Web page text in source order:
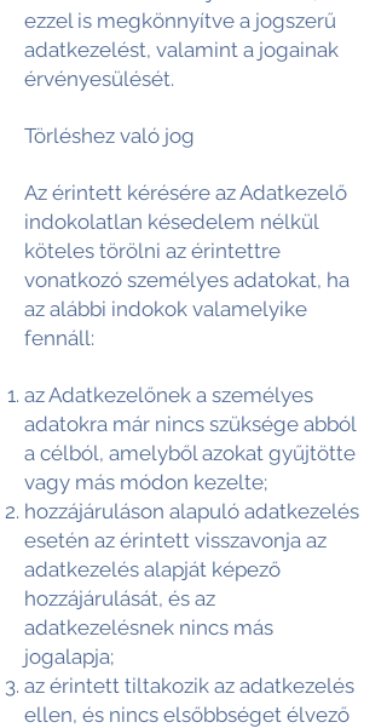
ezzel is megkönnyítve a jogszerű
adatkezelést, valamint a jogainak
érvényesülését.
Törléshez való jog
Az érintett kérésére az Adatkezelő
indokolatlan késedelem nélkül
köteles törölni az érintettre
vonatkozó személyes adatokat, ha
az alábbi indokok valamelyike
fennáll:
az Adatkezelőnek a személyes
adatokra már nincs szüksége abból
a célból, amelyből azokat gyűjtötte
vagy más módon kezelte;
hozzájáruláson alapuló adatkezelés
esetén az érintett visszavonja az
adatkezelés alapját képező
hozzájárulását, és az
adatkezelésnek nincs más
jogalapja;
az érintett tiltakozik az adatkezelés
ellen, és nincs elsőbbséget élvező